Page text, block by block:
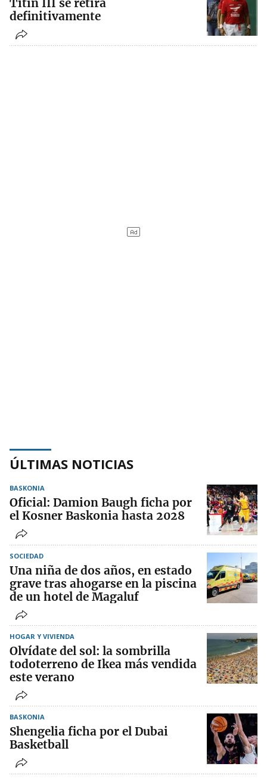
Titín III se retira
definitivamente
ÚLTIMAS NOTICIAS
BASKONIA
Oficial: Damion Baugh ficha por
el Kosner Baskonia hasta 2028
SOCIEDAD
Una niña de dos años, en estado
grave tras ahogarse en la piscina
de un hotel de Magaluf
HOGAR Y VIVIENDA
Olvídate del sol: la sombrilla
todoterreno de Ikea más vendida
este verano
BASKONIA
Shengelia ficha por el Dubai
Basketball